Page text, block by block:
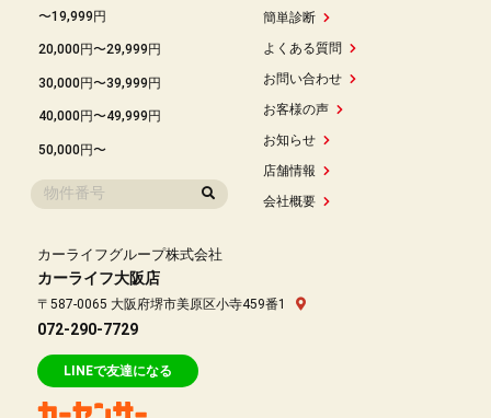
〜19,999円
20,000円〜29,999円
30,000円〜39,999円
40,000円〜49,999円
50,000円〜
簡単診断
よくある質問
お問い合わせ
お客様の声
お知らせ
店舗情報
会社概要
カーライフグループ株式会社
カーライフ大阪店
〒587-0065 大阪府堺市美原区小寺459番1
072-290-7729
LINEで友達になる